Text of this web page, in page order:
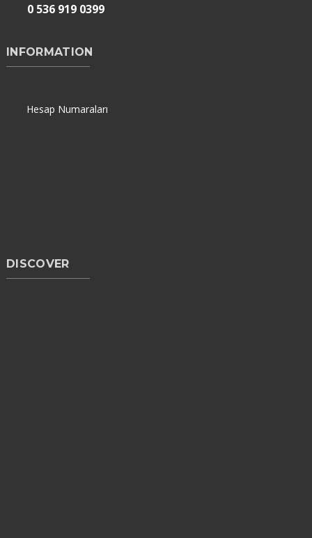
0 536 919 0399
INFORMATION
Hesap Numaraları
DISCOVER